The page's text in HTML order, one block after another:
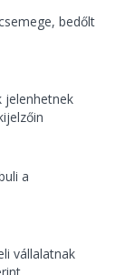
bedőlt
jelenhetnek
a
vállalatnak